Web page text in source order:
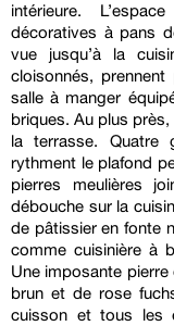
intérieure.
décoratives à pans
vue jusqu’à la
cloisonnés,
salle à manger
briques. Au plus
la terrasse. Quatre
rythment le plafond
pierres meulières
débouche sur la
de pâtissier en fonte
comme cuisinière à
Une imposante
brun et de rose
cuisson et tous les